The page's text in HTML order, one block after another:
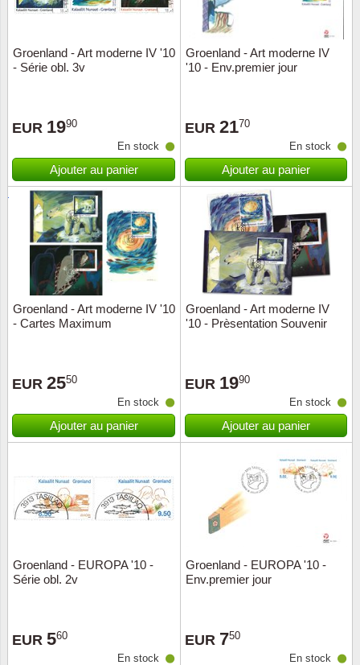
Groenland - Art moderne IV '10
- Série obl. 3v
EUR 1990
En stock
Ajouter au panier
Groenland - Art moderne IV
'10 - Env.premier jour
EUR 2170
En stock
Ajouter au panier
Groenland - Art moderne IV '10
- Cartes Maximum
EUR 2550
En stock
Ajouter au panier
Groenland - Art moderne IV
'10 - Prèsentation Souvenir
EUR 1990
En stock
Ajouter au panier
Groenland - EUROPA '10 -
Série obl. 2v
EUR 560
En stock
Groenland - EUROPA '10 -
Env.premier jour
EUR 750
En stock